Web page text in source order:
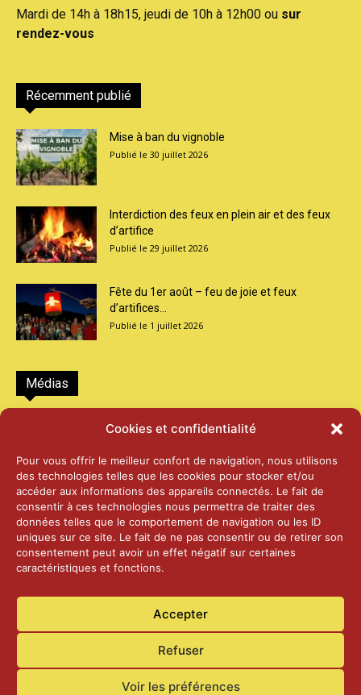
Cookies et confidentialité
Pour vous offrir le meilleur confort de navigation, nous utilisons
des technologies telles que les cookies pour stocker et/ou
accéder aux informations des appareils connectés. Le fait de
consentir à ces technologies nous permettra de traiter des
données telles que le comportement de navigation ou les ID
uniques sur ce site. Le fait de ne pas consentir ou de retirer son
consentement peut avoir un effet négatif sur certaines
caractéristiques et fonctions.
Accepter
Refuser
Voir les préférences
Mardi de 14h à 18h15, jeudi de 10h à 12h00 ou sur
rendez-vous
Récemment publié
Mise à ban du vignoble
30 juillet 2026
Interdiction des feux en plein air et des feux
d’artifice
29 juillet 2026
Fête du 1er août – feu de joie et feux
d’artifices...
1 juillet 2026
Médias
2026 – Laiterie d’Orsières et Abbaye de St-
25 juin 2026
2025 – Palais Fédéral – Berne
25 juin 2026
14 janvier 2025